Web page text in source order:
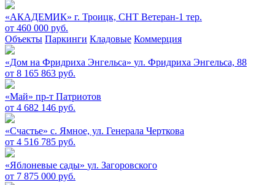
«АКАДЕМИК» г. Троицк, СНТ Ветеран-1 тер.
от 460 000 руб.
Объекты Паркинги Кладовые Коммерция
«Дом на Фридриха Энгельса» ул. Фридриха Энгельса, 88
от 8 165 863 руб.
«Май» пр-т Патриотов
от 4 682 146 руб.
«Счастье» c. Ямное, ул. Генерала Черткова
от 4 516 785 руб.
«Яблоневые сады» ул. Загоровского
от 7 875 000 руб.